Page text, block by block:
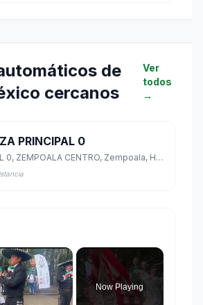
de
cercanos
Ver
todos
→
PRINCIPAL 0
PLAZA PRINCIPAL 0, ZEMPOALA CENTRO, Zempoala, Hidalgo
×
Now Playing